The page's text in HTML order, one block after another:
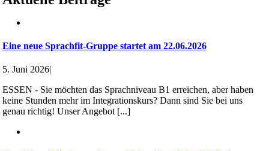
Eine neue Sprachfit-Gruppe startet am 22.06.2026
5. Juni 2026|
ESSEN - Sie möchten das Sprachniveau B1 erreichen, aber haben
keine Stunden mehr im Integrationskurs? Dann sind Sie bei uns
genau richtig! Unser Angebot [...]